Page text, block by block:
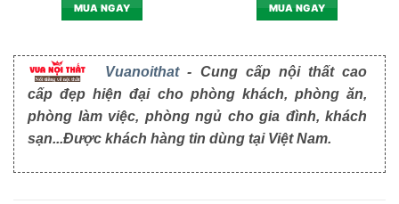
MUA NGAY MUA NGAY
Vuanoithat- Cung cấp nội thất cao
cấp đẹp hiện đại cho phòng khách, phòng ăn,
phòng làm việc, phòng ngủ cho gia đình, khách
sạn...Được khách hàng tin dùng tại Việt Nam.